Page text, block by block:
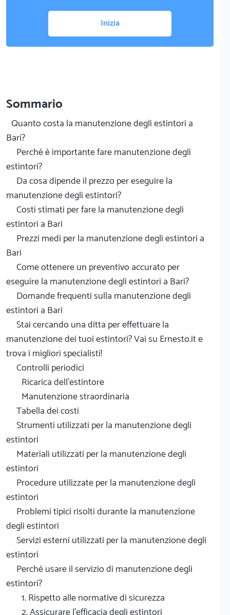
Inizia
Sommario
Quanto costa la manutenzione degli estintori a
Bari?
Perché è importante fare manutenzione degli
estintori?
Da cosa dipende il prezzo per eseguire la
manutenzione degli estintori?
Costi stimati per fare la manutenzione degli
estintori a Bari
Prezzi medi per la manutenzione degli estintori a
Bari
Come ottenere un preventivo accurato per
eseguire la manutenzione degli estintori a Bari?
Domande frequenti sulla manutenzione degli
estintori a Bari
Stai cercando una ditta per effettuare la
manutenzione dei tuoi estintori? Vai su Ernesto.it e
trova i migliori specialisti!
Controlli periodici
Ricarica dell'estintore
Manutenzione straordinaria
Tabella dei costi
Strumenti utilizzati per la manutenzione degli
estintori
Materiali utilizzati per la manutenzione degli
estintori
Procedure utilizzate per la manutenzione degli
estintori
Problemi tipici risolti durante la manutenzione
degli estintori
Servizi esterni utilizzati per la manutenzione degli
estintori
Perché usare il servizio di manutenzione degli
estintori?
1. Rispetto alle normative di sicurezza